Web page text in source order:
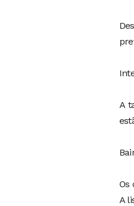
A
Os
A